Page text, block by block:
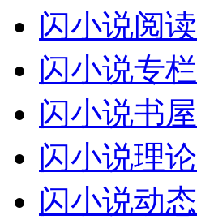
闪小说阅读
闪小说专栏
闪小说书屋
闪小说理论
闪小说动态